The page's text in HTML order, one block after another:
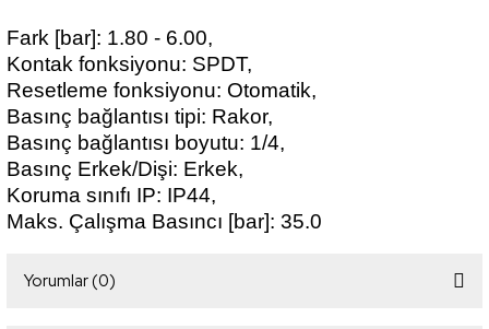
Fark [bar]: 1.80 - 6.00,
Kontak fonksiyonu: SPDT,
Resetleme fonksiyonu: Otomatik,
Basınç bağlantısı tipi: Rakor,
Basınç bağlantısı boyutu: 1/4,
Basınç Erkek/Dişi: Erkek,
Koruma sınıfı IP: IP44,
Maks. Çalışma Basıncı [bar]: 35.0
Yorumlar (0)